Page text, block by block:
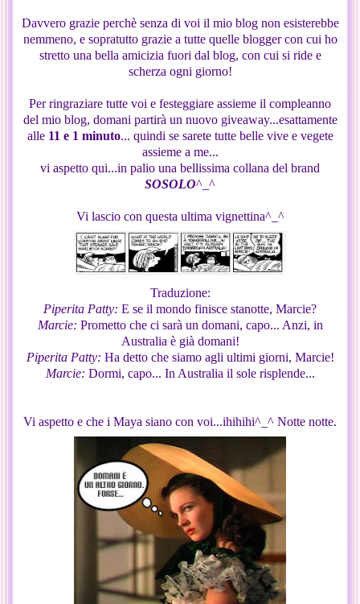
Davvero grazie perchè senza di voi il mio blog non esisterebbe
nemmeno, e sopratutto grazie a tutte quelle blogger con cui ho
stretto una bella amicizia fuori dal blog, con cui si ride e
scherza ogni giorno!
Per ringraziare tutte voi e festeggiare assieme il compleanno
del mio blog, domani partirà un nuovo giveaway...esattamente
alle 11 e 1 minuto... quindi se sarete tutte belle vive e vegete
assieme a me...
vi aspetto qui...in palio una bellissima collana del brand
SOSOLO^_^
Vi lascio con questa ultima vignettina^_^
Traduzione:
Piperita Patty: E se il mondo finisce stanotte, Marcie?
Marcie: Prometto che ci sarà un domani, capo... Anzi, in
Australia è già domani!
Piperita Patty: Ha detto che siamo agli ultimi giorni, Marcie!
Marcie: Dormi, capo... In Australia il sole risplende...
Vi aspetto e che i Maya siano con voi...ihihihi^_^ Notte notte.